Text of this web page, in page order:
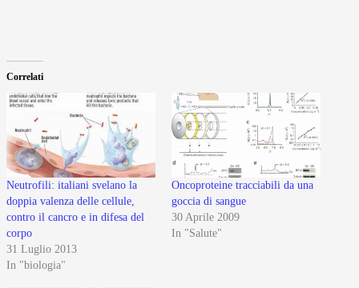
Correlati
Neutrofili: italiani svelano la
doppia valenza delle cellule,
contro il cancro e in difesa del
corpo
31 Luglio 2013
In "biologia"
Oncoproteine tracciabili da una
goccia di sangue
30 Aprile 2009
In "Salute"